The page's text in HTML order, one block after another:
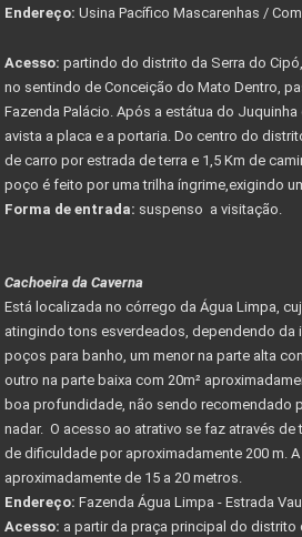
Endereço: Usina Pacífico Mascarenhas /
Acesso: partindo do distrito da Serra do
no sentindo de Conceição do Mato Dentro,
Fazenda Palácio. Após a estátua do
avista a placa e a portaria. Do centro do
de carro por estrada de terra e 1,5 Km de
poço é feito por uma trilha íngrime,exigindo
Forma de entrada: suspenso a visitação.
Cachoeira da Caverna
Está localizada no córrego da Água Limpa,
atingindo tons esverdeados, dependendo da
poços para banho, um menor na parte alta
outro na parte baixa com 20m²
boa profundidade, não sendo recomendado
nadar. O acesso ao atrativo se faz através de
de dificuldade por aproximadamente 200 m.
aproximadamente de 15 a 20 metros.
Endereço: Fazenda Água Limpa - Estrada
Acesso: a partir da praça principal do distrito